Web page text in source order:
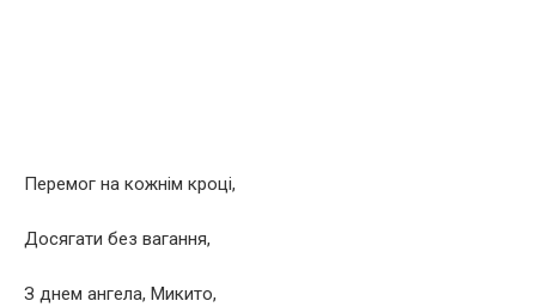
Перемог на кожнім кроці,
Досягати без вагання,
З днем ангела, Микито,